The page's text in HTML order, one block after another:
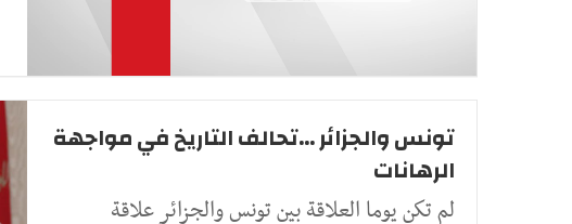
تونس والجزائر ...تحالف التاريخ في مواجهة
الرهانات
لم تكن يوما العلاقة بين تونس والجزائر علاقة